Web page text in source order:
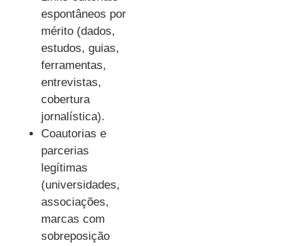
espontâneos por
mérito (dados,
estudos, guias,
ferramentas,
entrevistas,
cobertura
jornalística).
Coautorias e
parcerias
legítimas
(universidades,
associações,
marcas com
sobreposição